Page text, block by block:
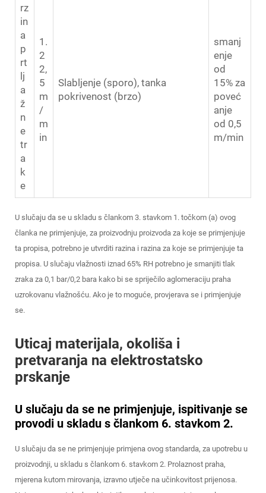
rz
in
a
p
rt
lj
a
ž
n
e
tr
a
k
e
1.
2
2,
5
m
/
m
in
Slabljenje (sporo), tanka
pokrivenost (brzo)
smanj
enje
od
15% za
poveć
anje
od 0,5
m/min
U slučaju da se u skladu s člankom 3. stavkom 1. točkom (a) ovog
članka ne primjenjuje, za proizvodnju proizvoda za koje se primjenjuje
ta propisa, potrebno je utvrditi razina i razina za koje se primjenjuje ta
propisa. U slučaju vlažnosti iznad 65% RH potrebno je smanjiti tlak
zraka za 0,1 bar/0,2 bara kako bi se spriječilo aglomeraciju praha
uzrokovanu vlažnošću. Ako je to moguće, provjerava se i primjenjuje
se.
Uticaj materijala, okoliša i
pretvaranja na elektrostatsko
prskanje
U slučaju da se ne primjenjuje, ispitivanje se
provodi u skladu s člankom 6. stavkom 2.
U slučaju da se ne primjenjuje primjena ovog standarda, za upotrebu u
proizvodnji, u skladu s člankom 6. stavkom 2. Prolaznost praha,
mjerena kutom mirovanja, izravno utječe na učinkovitost prijenosa.